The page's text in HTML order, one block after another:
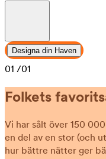
Designa din Haven
01 /01
Folkets
Vi har sålt över 150
en del av en stor (och
hur bättre nätter ger